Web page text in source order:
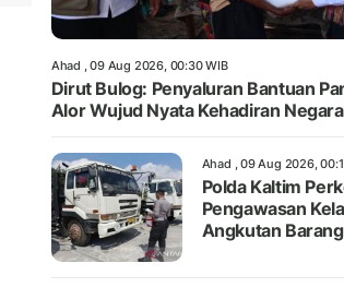
Ahad , 09 Aug 2026, 00:30 WIB
Dirut Bulog: Penyaluran Bantuan
Alor Wujud Nyata Kehadiran Negara
Ahad , 09 Aug 2026,
Polda Kaltim
Pengawasan
Angkutan Barang